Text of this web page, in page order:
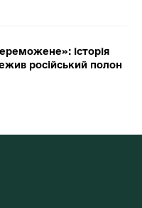
історія
російський полон